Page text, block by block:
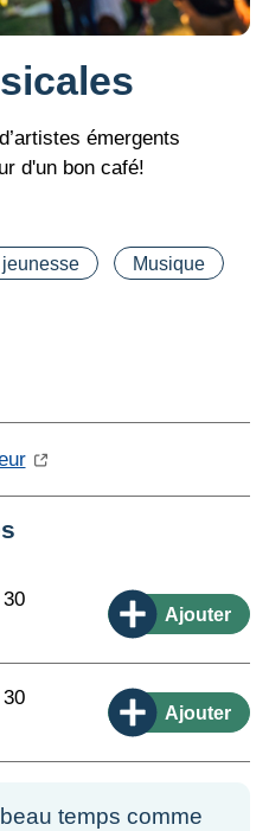
émergents
d'un bon café!
Musique
Ajouter
Ajouter
temps comme